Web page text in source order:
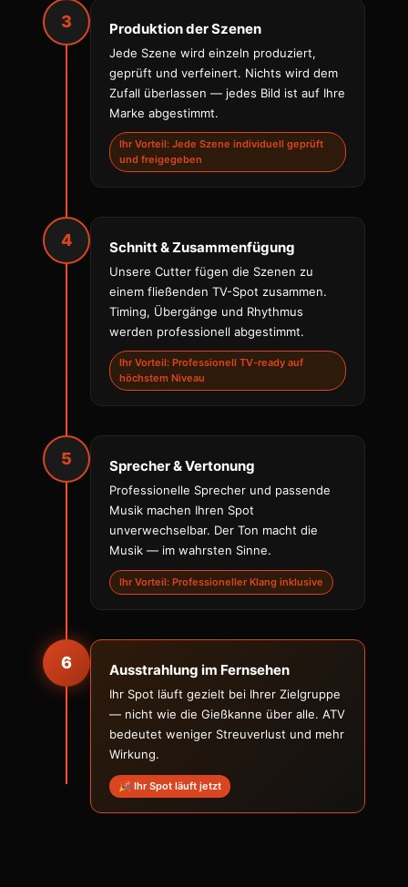
3 Produktion der Szenen
Jede Szene wird einzeln produziert,
geprüft und verfeinert. Nichts wird dem
Zufall überlassen — jedes Bild ist auf Ihre
Marke abgestimmt.
Ihr Vorteil: Jede Szene individuell geprüft
und freigegeben
4 Schnitt & Zusammenfügung
Unsere Cutter fügen die Szenen zu
einem fließenden TV-Spot zusammen.
Timing, Übergänge und Rhythmus
werden professionell abgestimmt.
Ihr Vorteil: Professionell TV-ready auf
höchstem Niveau
5 Sprecher & Vertonung
Professionelle Sprecher und passende
Musik machen Ihren Spot
unverwechselbar. Der Ton macht die
Musik — im wahrsten Sinne.
Ihr Vorteil: Professioneller Klang inklusive
6 Ausstrahlung im Fernsehen
Ihr Spot läuft gezielt bei Ihrer Zielgruppe
— nicht wie die Gießkanne über alle. ATV
bedeutet weniger Streuverlust und mehr
Wirkung.
🎉 Ihr Spot läuft jetzt